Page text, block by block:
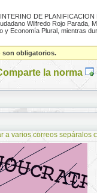
DE PLANIFICACION
Wilfredo Rojo Parada,
y Economía Plural, mientras
son obligatorios.
la norma
a varios correos sepáralos